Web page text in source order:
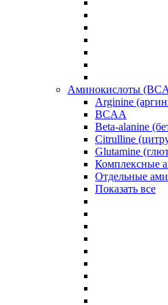
Аминокислоты
Arginine
BCAA
Beta-alanine
Citrulline
Glutamine
Комплексные
Отдельные
Показать все